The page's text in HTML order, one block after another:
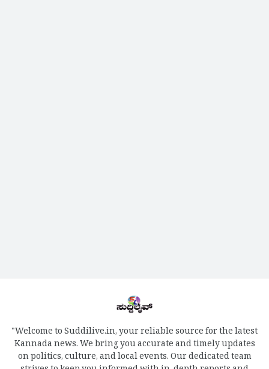
"Welcome to Suddilive.in, your reliable source for the latest
Kannada news. We bring you accurate and timely updates
on politics, culture, and local events. Our dedicated team